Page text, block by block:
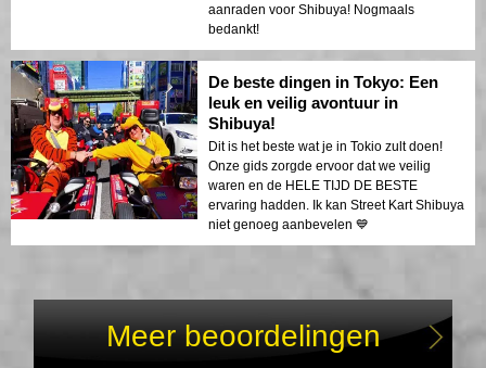
aanraden voor Shibuya! Nogmaals
bedankt!
De beste dingen in Tokyo: Een
leuk en veilig avontuur in
Shibuya!
Dit is het beste wat je in Tokio zult doen!
Onze gids zorgde ervoor dat we veilig
waren en de HELE TIJD DE BESTE
ervaring hadden. Ik kan Street Kart Shibuya
niet genoeg aanbevelen 💙
Meer beoordelingen